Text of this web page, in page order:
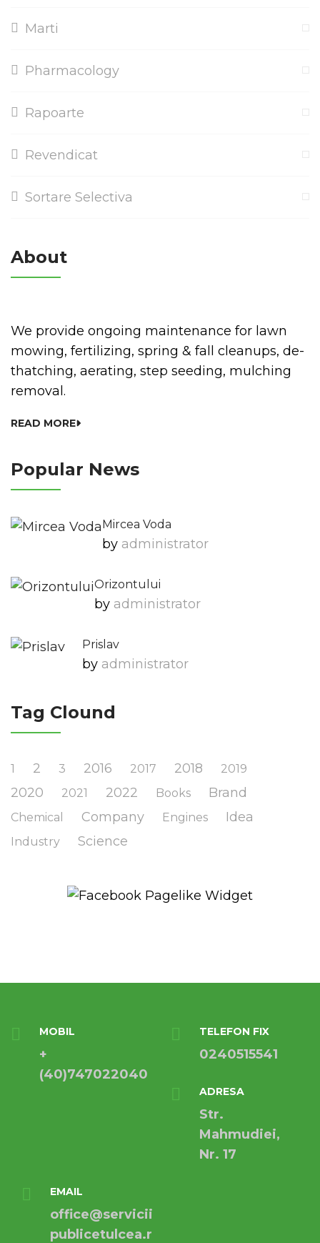
Marti
Pharmacology
Rapoarte
Revendicat
Sortare Selectiva
About
We provide ongoing maintenance for lawn
mowing, fertilizing, spring & fall cleanups, de-
thatching, aerating, step seeding, mulching
removal.
READ MORE
Popular News
Mircea Voda
by Administrator
Orizontului
by Administrator
Prislav
by Administrator
Tag Clound
1 2 3 2016 2017 2018 2019
2020 2021 2022 Books Brand
Chemical Company Engines Idea
Industry Science
MOBIL
+
(40)747022040
TELEFON FIX
0240515541
ADRESA
Str.
Mahmudiei,
Nr. 17
EMAIL
office@servicii
publicetulcea.r